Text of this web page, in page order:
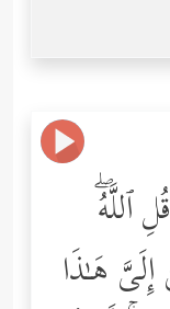
ٱللَّهُۖ
هَـٰذَا